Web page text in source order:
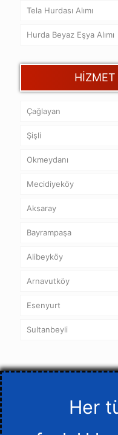
Tela Hurdası Alımı
Hurda Beyaz Eşya Alımı
HİZMET
Çağlayan
Şişli
Okmeydanı
Mecidiyeköy
Aksaray
Bayrampaşa
Alibeyköy
Arnavutköy
Esenyurt
Sultanbeyli
Her